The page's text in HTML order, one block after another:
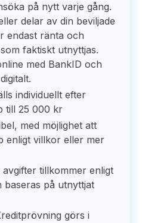
på nytt varje gång.
delar av din beviljade
endast ränta och
faktiskt utnyttjas.
med BankID och
individuellt efter
till 25 000 kr
med möjlighet att
enligt villkor eller mer
tillkommer enligt
baseras på utnyttjat
görs i